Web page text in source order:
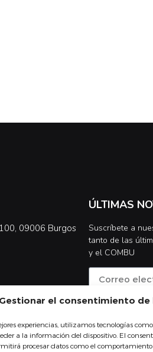
Gestionar el consentimiento de
experiencias, utilizamos tecnologías
a la información del dispositivo. El
procesar datos como el
09006 Burgos
ÚLTIMAS
Suscríbete a
tanto de las
y el COMBU
Acepto la